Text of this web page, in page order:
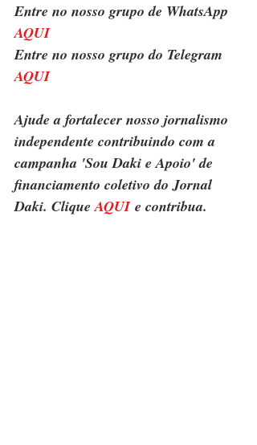
Entre no nosso grupo de WhatsApp
AQUI
Entre no nosso grupo do Telegram
AQUI
Ajude a fortalecer nosso jornalismo
independente contribuindo com a
campanha 'Sou Daki e Apoio' de
financiamento coletivo do Jornal
Daki. Clique AQUI e contribua.